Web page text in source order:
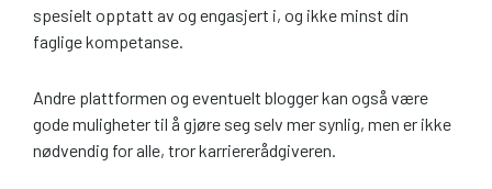
spesielt opptatt av og engasjert i, og ikke minst din
faglige kompetanse.
Andre plattformen og eventuelt blogger kan også være
gode muligheter til å gjøre seg selv mer synlig, men er ikke
nødvendig for alle, tror karriererådgiveren.